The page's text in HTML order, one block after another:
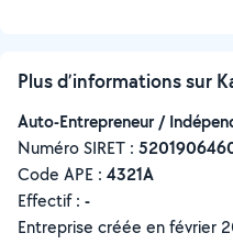
Plus d’informations sur
Auto-Entrepreneur /
Numéro SIRET :
Code APE : 4321A
Effectif : -
Entreprise créée enfévrier